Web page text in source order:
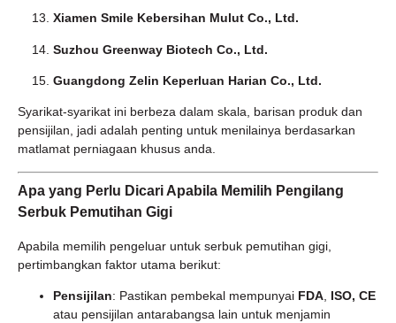
Xiamen Smile Kebersihan Mulut Co., Ltd.
Suzhou Greenway Biotech Co., Ltd.
Guangdong Zelin Keperluan Harian Co., Ltd.
Syarikat-syarikat ini berbeza dalam skala, barisan produk dan
pensijilan, jadi adalah penting untuk menilainya berdasarkan
matlamat perniagaan khusus anda.
Apa yang Perlu Dicari Apabila Memilih Pengilang
Serbuk Pemutihan Gigi
Apabila memilih pengeluar untuk serbuk pemutihan gigi,
pertimbangkan faktor utama berikut:
Pensijilan: Pastikan pembekal mempunyai FDA, ISO, CE
atau pensijilan antarabangsa lain untuk menjamin